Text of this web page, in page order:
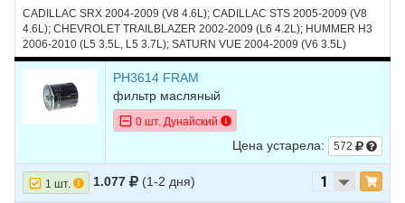
CADILLAC SRX 2004-2009 (V8 4.6L); CADILLAC STS 2005-2009 (V8
4.6L); CHEVROLET TRAILBLAZER 2002-2009 (L6 4.2L); HUMMER H3
2006-2010 (L5 3.5L, L5 3.7L); SATURN VUE 2004-2009 (V6 3.5L)
PH3614 FRAM
фильтр масляный
0 шт. Дунайский
Цена устарела: 572
1 шт. 1.077 (1-2 дня)